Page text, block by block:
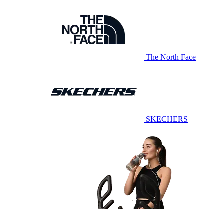
The North Face
SKECHERS